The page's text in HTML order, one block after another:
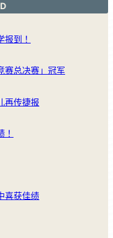
到！
赛总决赛」冠军
再传捷报
喜获佳绩